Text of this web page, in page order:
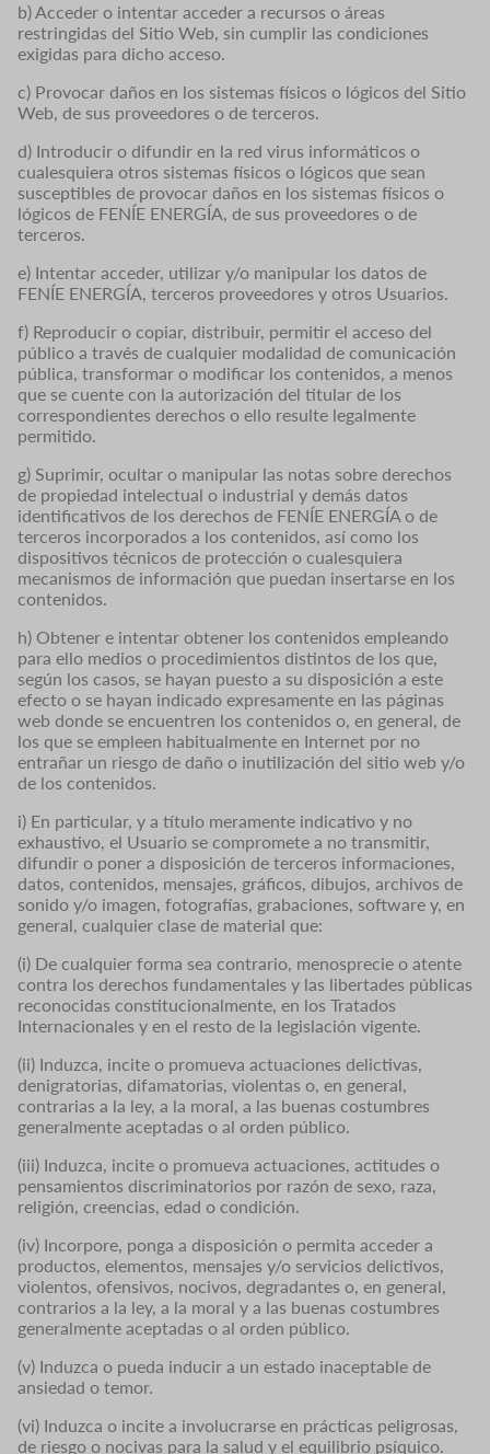
b) Acceder o intentar acceder a recursos o áreas
restringidas del Sitio Web, sin cumplir las condiciones
exigidas para dicho acceso.
c) Provocar daños en los sistemas físicos o lógicos del Sitio
Web, de sus proveedores o de terceros.
d) Introducir o difundir en la red virus informáticos o
cualesquiera otros sistemas físicos o lógicos que sean
susceptibles de provocar daños en los sistemas físicos o
lógicos de FENÍE ENERGÍA, de sus proveedores o de
terceros.
e) Intentar acceder, utilizar y/o manipular los datos de
FENÍE ENERGÍA, terceros proveedores y otros Usuarios.
f) Reproducir o copiar, distribuir, permitir el acceso del
público a través de cualquier modalidad de comunicación
pública, transformar o modificar los contenidos, a menos
que se cuente con la autorización del titular de los
correspondientes derechos o ello resulte legalmente
permitido.
g) Suprimir, ocultar o manipular las notas sobre derechos
de propiedad intelectual o industrial y demás datos
identificativos de los derechos de FENÍE ENERGÍA o de
terceros incorporados a los contenidos, así como los
dispositivos técnicos de protección o cualesquiera
mecanismos de información que puedan insertarse en los
contenidos.
h) Obtener e intentar obtener los contenidos empleando
para ello medios o procedimientos distintos de los que,
según los casos, se hayan puesto a su disposición a este
efecto o se hayan indicado expresamente en las páginas
web donde se encuentren los contenidos o, en general, de
los que se empleen habitualmente en Internet por no
entrañar un riesgo de daño o inutilización del sitio web y/o
de los contenidos.
i) En particular, y a título meramente indicativo y no
exhaustivo, el Usuario se compromete a no transmitir,
difundir o poner a disposición de terceros informaciones,
datos, contenidos, mensajes, gráficos, dibujos, archivos de
sonido y/o imagen, fotografías, grabaciones, software y, en
general, cualquier clase de material que:
(i) De cualquier forma sea contrario, menosprecie o atente
contra los derechos fundamentales y las libertades públicas
reconocidas constitucionalmente, en los Tratados
Internacionales y en el resto de la legislación vigente.
(ii) Induzca, incite o promueva actuaciones delictivas,
denigratorias, difamatorias, violentas o, en general,
contrarias a la ley, a la moral, a las buenas costumbres
generalmente aceptadas o al orden público.
(iii) Induzca, incite o promueva actuaciones, actitudes o
pensamientos discriminatorios por razón de sexo, raza,
religión, creencias, edad o condición.
(iv) Incorpore, ponga a disposición o permita acceder a
productos, elementos, mensajes y/o servicios delictivos,
violentos, ofensivos, nocivos, degradantes o, en general,
contrarios a la ley, a la moral y a las buenas costumbres
generalmente aceptadas o al orden público.
(v) Induzca o pueda inducir a un estado inaceptable de
ansiedad o temor.
(vi) Induzca o incite a involucrarse en prácticas peligrosas,
de riesgo o nocivas para la salud y el equilibrio psíquico.